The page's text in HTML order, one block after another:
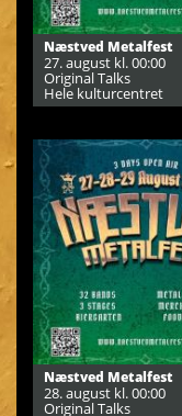
Næstved Metalfest
27. august kl. 00:00
Original Talks
Hele kulturcentret
Næstved Metalfest
28. august kl. 00:00
Original Talks